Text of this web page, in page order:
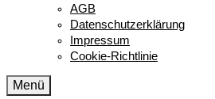
AGB
Datenschutzerklärung
Impressum
Cookie-Richtlinie
Menü